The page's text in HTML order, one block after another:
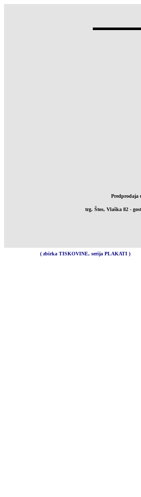
Predprodaja
trg. Štos, Vlaška 82 -
( zbirka TISKOVINE, serija PLAKATI )